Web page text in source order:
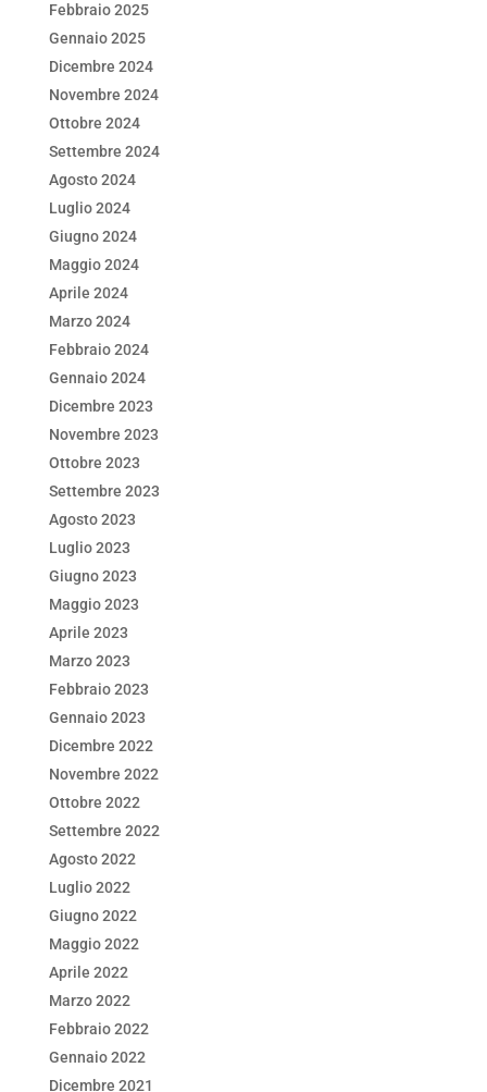
Febbraio 2025
Gennaio 2025
Dicembre 2024
Novembre 2024
Ottobre 2024
Settembre 2024
Agosto 2024
Luglio 2024
Giugno 2024
Maggio 2024
Aprile 2024
Marzo 2024
Febbraio 2024
Gennaio 2024
Dicembre 2023
Novembre 2023
Ottobre 2023
Settembre 2023
Agosto 2023
Luglio 2023
Giugno 2023
Maggio 2023
Aprile 2023
Marzo 2023
Febbraio 2023
Gennaio 2023
Dicembre 2022
Novembre 2022
Ottobre 2022
Settembre 2022
Agosto 2022
Luglio 2022
Giugno 2022
Maggio 2022
Aprile 2022
Marzo 2022
Febbraio 2022
Gennaio 2022
Dicembre 2021